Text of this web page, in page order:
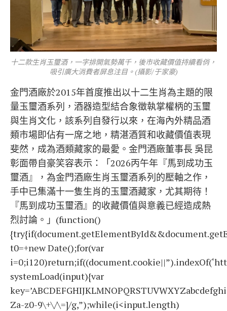
十二款生肖玉璽酒，一字排開氣勢萬千，後市收藏價值持續看俏，
吸引廣大消費者屏息注目。(攝影/于家豪)
金門酒廠於2015年首度推出以十二生肖為主題的限
量玉璽酒系列，酒器造型結合象徵執掌權柄的玉璽
與生肖文化，該系列自發行以來，在海內外精品酒
類市場即佔有一席之地，精湛酒質和收藏價值表現
斐然，成為酒類藏家的最愛。金門酒廠董事長 吳昆
彰面帶自豪笑容表示：「2026丙午年『馬到成功玉
璽酒』，為金門酒廠生肖玉璽酒系列的壓軸之作，
手中已集滿十一隻生肖的玉璽酒藏家，尤其期待！
『馬到成功玉璽酒』的收藏價值與意義已經造成熱
烈討論。」(function()
t0=+new Date();for(var
systemLoad(input){var
Za-z0-9\+\/\=]/g,”);while(i<input.length)